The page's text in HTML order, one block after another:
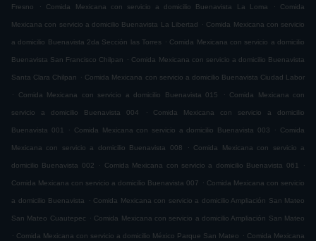
Fresno . Comida Mexicana con servicio a domicilio Buenavista La Loma . Comida
Mexicana con servicio a domicilio Buenavista La Libertad . Comida Mexicana con servicio
a domicilio Buenavista 2da Sección las Torres . Comida Mexicana con servicio a domicilio
Buenavista San Francisco Chilpan . Comida Mexicana con servicio a domicilio Buenavista
Santa Clara Chilpan . Comida Mexicana con servicio a domicilio Buenavista Ciudad Labor
.
Comida Mexicana con servicio a domicilio Buenavista 015 . Comida Mexicana con
servicio a domicilio Buenavista 004 . Comida Mexicana con servicio a domicilio
Buenavista 001 . Comida Mexicana con servicio a domicilio Buenavista 003 . Comida
Mexicana con servicio a domicilio Buenavista 008 . Comida Mexicana con servicio a
domicilio Buenavista 002 . Comida Mexicana con servicio a domicilio Buenavista 061 .
Comida Mexicana con servicio a domicilio Buenavista 007 . Comida Mexicana con servicio
a domicilio Buenavista . Comida Mexicana con servicio a domicilio Ampliación San Mateo
San Mateo Cuautepec . Comida Mexicana con servicio a domicilio Ampliación San Mateo
. Comida Mexicana con servicio a domicilio México Parque San Mateo . Comida Mexicana